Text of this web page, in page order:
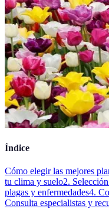
Índice
Cómo elegir las mejores
tu clima y suelo2.
plagas y enfermedades4.
Consulta especialistas y